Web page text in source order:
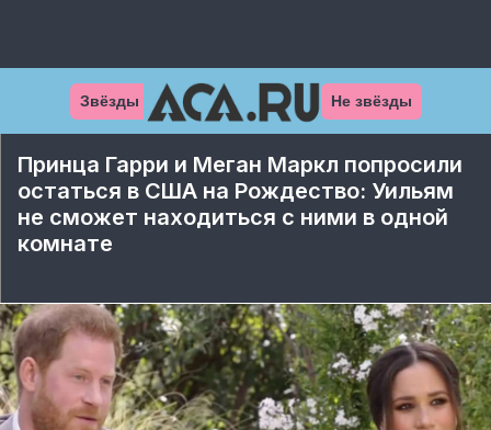
Звёзды Не звёзды
Принца Гарри и Меган Маркл попросили
остаться в США на Рождество: Уильям
не сможет находиться с ними в одной
комнате